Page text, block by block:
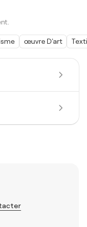
œuvre D'art